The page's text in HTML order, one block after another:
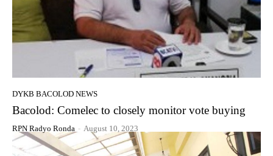
DYKB BACOLOD NEWS
Bacolod: Comelec to closely monitor vote buying
RPN Radyo Ronda - August 10, 2023